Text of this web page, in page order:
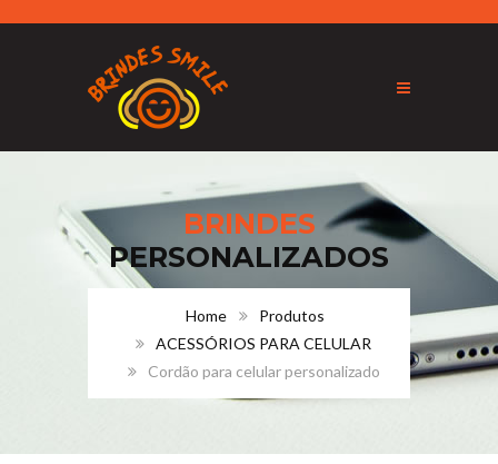
BRINDES
PERSONALIZADOS
Home
Produtos
ACESSÓRIOS PARA CELULAR
Cordão para celular personalizado